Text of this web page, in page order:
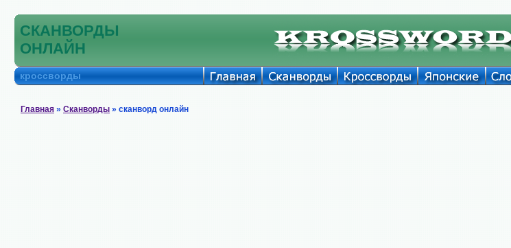
СКАНВОРДЫ
ОНЛАЙН
кроссворды
Главная » Сканворды » сканворд онлайн